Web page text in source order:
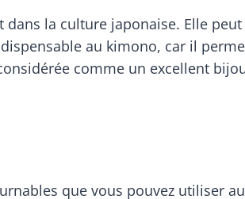
la culture japonaise. Elle
au kimono, car il
comme un excellent
que vous pouvez utiliser au